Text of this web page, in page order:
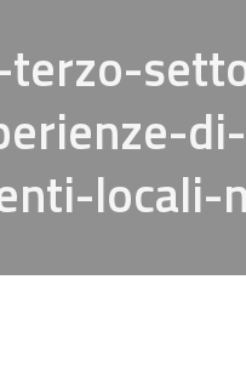
locali-